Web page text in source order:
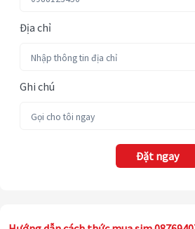
Địa chỉ
Ghi chú
Đặt ngay